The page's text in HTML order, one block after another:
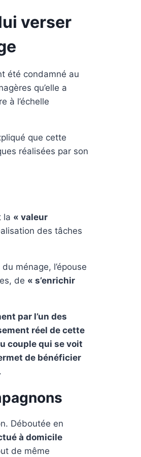
verser
été condamné au
qu’elle a
à l’échelle
que cette
réalisées par son
la « valeur
des tâches
ménage, l’épouse
de « s’enrichir
par l’un des
réel de cette
couple qui se voit
de bénéficier
Déboutée en
à domicile
de même